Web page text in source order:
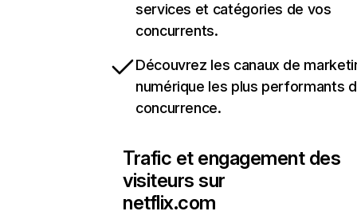
services et catégories de vos
concurrents.
Découvrez les canaux de
numérique les plus performants
concurrence.
Trafic et engagement des
visiteurs sur
netflix.com